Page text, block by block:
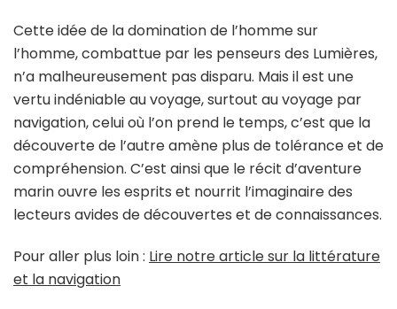
Cette idée de la domination de l’homme sur
l’homme, combattue par les penseurs des Lumières,
n’a malheureusement pas disparu. Mais il est une
vertu indéniable au voyage, surtout au voyage par
navigation, celui où l’on prend le temps, c’est que la
découverte de l’autre amène plus de tolérance et de
compréhension. C’est ainsi que le récit d’aventure
marin ouvre les esprits et nourrit l’imaginaire des
lecteurs avides de découvertes et de connaissances.
Pour aller plus loin : Lire notre article sur la littérature
et la navigation